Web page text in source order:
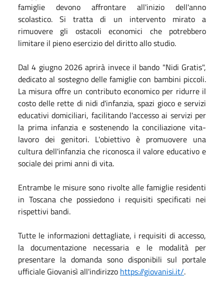
famiglie devono affrontare all'inizio dell'anno
scolastico. Si tratta di un intervento mirato a
rimuovere gli ostacoli economici che potrebbero
limitare il pieno esercizio del diritto allo studio.
Dal 4 giugno 2026 aprirà invece il bando "Nidi Gratis",
dedicato al sostegno delle famiglie con bambini piccoli.
La misura offre un contributo economico per ridurre il
costo delle rette di nidi d'infanzia, spazi gioco e servizi
educativi domiciliari, facilitando l'accesso ai servizi per
la prima infanzia e sostenendo la conciliazione vita-
lavoro dei genitori. L'obiettivo è promuovere una
cultura dell'infanzia che riconosca il valore educativo e
sociale dei primi anni di vita.
Entrambe le misure sono rivolte alle famiglie residenti
in Toscana che possiedono i requisiti specificati nei
rispettivi bandi.
Tutte le informazioni dettagliate, i requisiti di accesso,
la documentazione necessaria e le modalità per
presentare la domanda sono disponibili sul portale
ufficiale Giovanisì all'indirizzo https://giovanisi.it/.